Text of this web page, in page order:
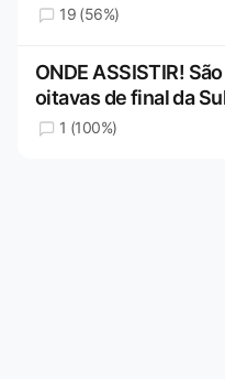
19 (56%)
ONDE ASSISTIR!
oitavas de final da
1 (100%)